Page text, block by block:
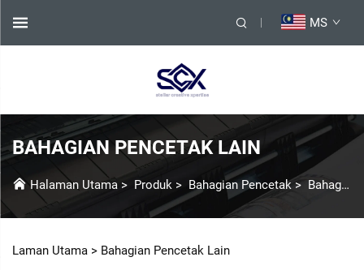
MS
BAHAGIAN PENCETAK LAIN
Halaman Utama > Produk > Bahagian Pencetak > Bahagian Pencetak Lain
Laman Utama > Bahagian Pencetak Lain